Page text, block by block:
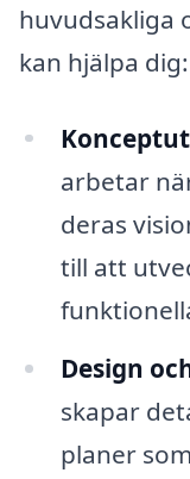
huvudsakliga
kan hjälpa dig:
arbetar
deras
till att
Design
skapar
planer